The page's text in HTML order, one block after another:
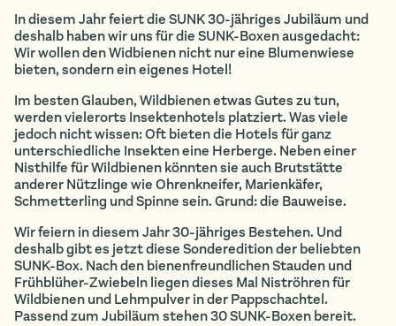
In diesem Jahr feiert die SUNK 30-jähriges Jubiläum und
deshalb haben wir uns für die SUNK-Boxen ausgedacht:
Wir wollen den Widbienen nicht nur eine Blumenwiese
bieten, sondern ein eigenes Hotel!
Im besten Glauben, Wildbienen etwas Gutes zu tun,
werden vielerorts Insektenhotels platziert. Was viele
jedoch nicht wissen: Oft bieten die Hotels für ganz
unterschiedliche Insekten eine Herberge. Neben einer
Nisthilfe für Wildbienen könnten sie auch Brutstätte
anderer Nützlinge wie Ohrenkneifer, Marienkäfer,
Schmetterling und Spinne sein. Grund: die Bauweise.
Wir feiern in diesem Jahr 30-jähriges Bestehen. Und
deshalb gibt es jetzt diese Sonderedition der beliebten
SUNK-Box. Nach den bienenfreundlichen Stauden und
Frühblüher-Zwiebeln liegen dieses Mal Niströhren für
Wildbienen und Lehmpulver in der Pappschachtel.
Passend zum Jubiläum stehen 30 SUNK-Boxen bereit.